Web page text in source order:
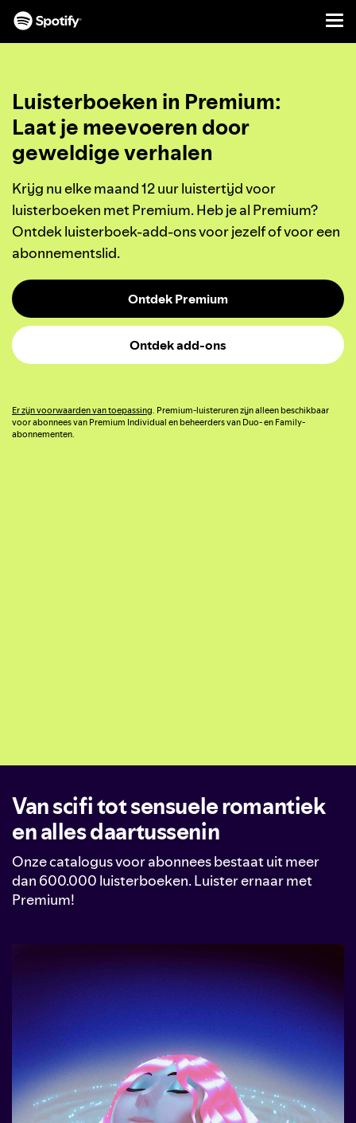
Luisterboeken in Premium:
Laat je meevoeren door
geweldige verhalen
Krijg nu elke maand 12 uur luistertijd voor
luisterboeken met Premium. Heb je al Premium?
Ontdek luisterboek-add-ons voor jezelf of voor een
abonnementslid.
Ontdek Premium
Ontdek add-ons
Er zijn voorwaarden van toepassing. Premium-luisteruren zijn alleen beschikbaar
voor abonnees van Premium Individual en beheerders van Duo- en Family-
abonnementen.
Van scifi tot sensuele romantiek
en alles daartussenin
Onze catalogus voor abonnees bestaat uit meer
dan 600.000 luisterboeken. Luister ernaar met
Premium!